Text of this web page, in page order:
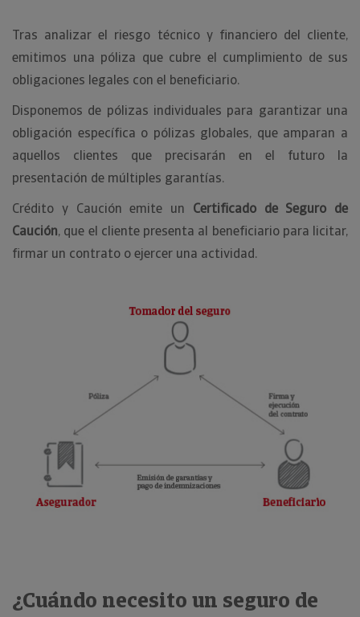
Tras analizar el riesgo técnico y financiero del cliente,
emitimos una póliza que cubre el cumplimiento de sus
obligaciones legales con el beneficiario.
Disponemos de pólizas individuales para garantizar una
obligación específica o pólizas globales, que amparan a
aquellos clientes que precisarán en el futuro la
presentación de múltiples garantías.
Crédito y Caución emite un Certificado de Seguro de
Caución, que el cliente presenta al beneficiario para licitar,
firmar un contrato o ejercer una actividad.
¿Cuándo necesito un seguro de